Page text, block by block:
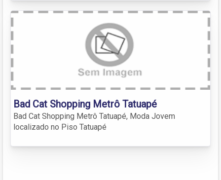
Bad Cat Shopping Metrô Tatuapé
Bad Cat Shopping Metrô Tatuapé, Moda Jovem
localizado no Piso Tatuapé